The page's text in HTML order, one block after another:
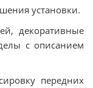
установки.
декоративные
с описанием
передних